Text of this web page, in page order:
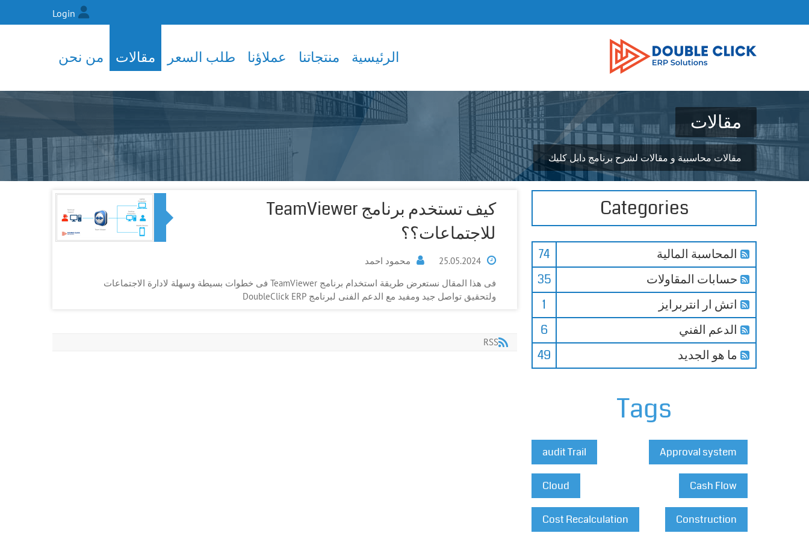
Login
الرئيسية منتجاتنا عملاؤنا طلب السعر مقالات من نحن
مقالات
مقالات محاسبية و مقالات لشرح برنامج دابل كليك
Categories
المحاسبة المالية
74
حسابات المقاولات
35
اتش ار انتربرايز
1
الدعم الفني
6
ما هو الجديد
49
Tags
Approval system
audit Trail
Cash Flow
Cloud
Construction
Cost Recalculation
كيف تستخدم برنامج TeamViewer
للاجتماعات؟؟
25.05.2024
محمود احمد
فى هذا المقال نستعرض طريقة استخدام برنامج TeamViewer فى خطوات بسيطة وسهلة لادارة الاجتماعات
ولتحقيق تواصل جيد ومفيد مع الدعم الفنى لبرنامج DoubleClick ERP
RSS